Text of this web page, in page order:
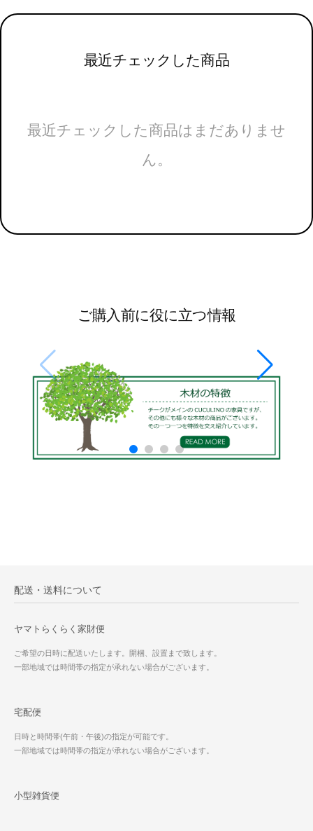
最近チェックした商品
最近チェックした商品はまだありませ
ん。
ご購入前に役に立つ情報
配送・送料について
ヤマトらくらく家財便
ご希望の日時に配送いたします。開梱、設置まで致します。
一部地域では時間帯の指定が承れない場合がございます。
宅配便
日時と時間帯(午前・午後)の指定が可能です。
一部地域では時間帯の指定が承れない場合がございます。
小型雑貨便